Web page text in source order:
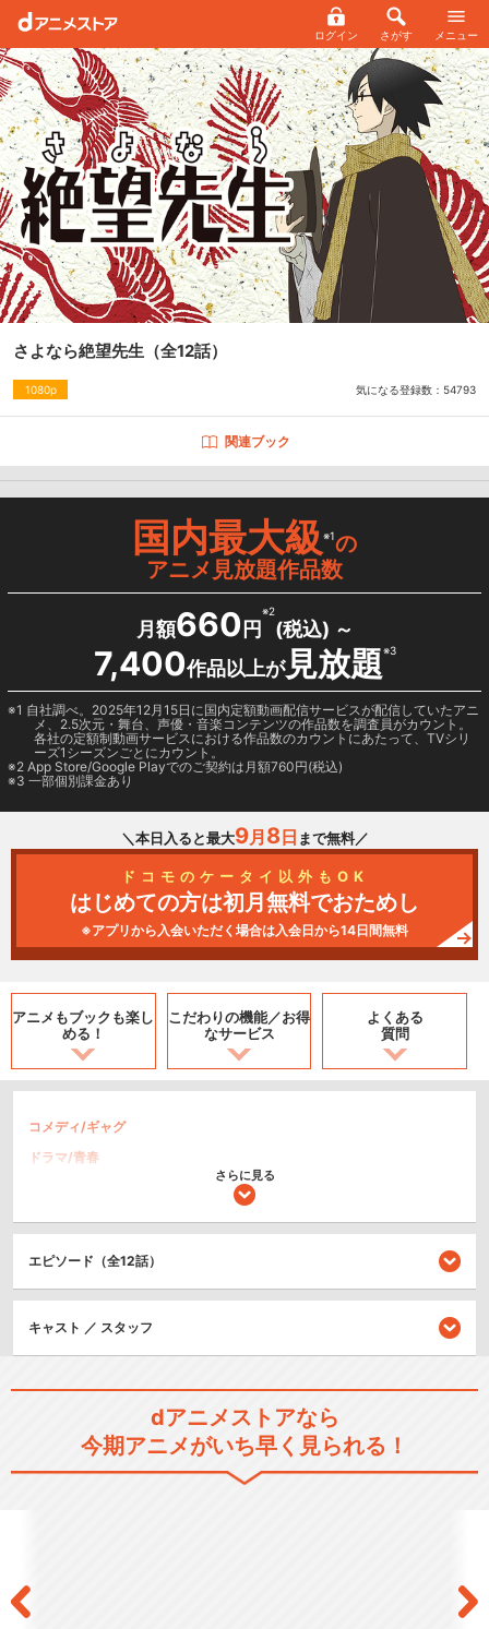
ログイン さがす メニュー
さよなら絶望先生 （全12話）
1080p 気になる登録数： 54793
関連ブック
国内最大級※1の
アニメ見放題作品数
月額660 円
※2
(税込) ～
7,400作品以上が見放題※3
1 自社調べ。2025年12月15日に国内定額動画配信サービスが配信していたアニ
メ、2.5次元・舞台、声優・音楽コンテンツの作品数を調査員がカウント。
各社の定額制動画サービスにおける作品数のカウントにあたって、TVシリ
ーズ1シーズンごとにカウント。
2 App Store/Google Playでのご契約は月額760円(税込)
3 一部個別課金あり
＼本日入ると最大9月 8日 まで無料／
ドコモのケータイ以外もOK
はじめての方は初月無料でおためし
※アプリから入会いただく場合は入会日から14日間無料
アニメもブックも楽し
める！
こだわりの機能／お得
なサービス
よくある
質問
コメディ/ギャグ
ドラマ/青春
さらに見る
エピソード（全12話）
キャスト ／ スタッフ
dアニメストアなら
今期アニメがいち早く見られる！